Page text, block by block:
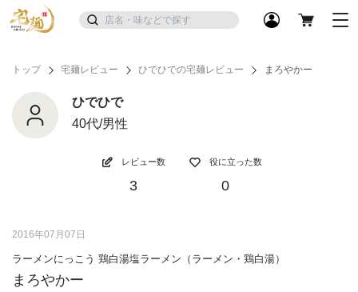
トップ 宅麺レビュー ひでひでの宅麺レビュー まろやかー
ひでひで
40代/男性
レビュー数
3
役に立った数
0
2016年07月07日
ラーメンにっこう 鶏白湯塩ラーメン（ラーメン・鶏白湯）
まろやかー